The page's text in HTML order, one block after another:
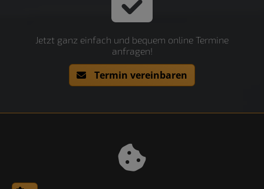
Jetzt ganz einfach und bequem online Termine
anfragen!
Termin vereinbaren